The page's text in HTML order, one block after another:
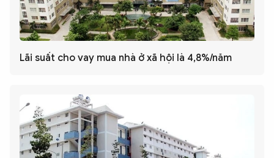
Lãi suất cho vay mua nhà ở xã hội là 4,8%/năm